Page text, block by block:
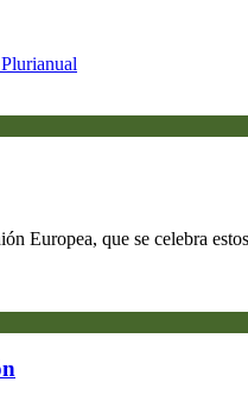
Europea, que se celebra